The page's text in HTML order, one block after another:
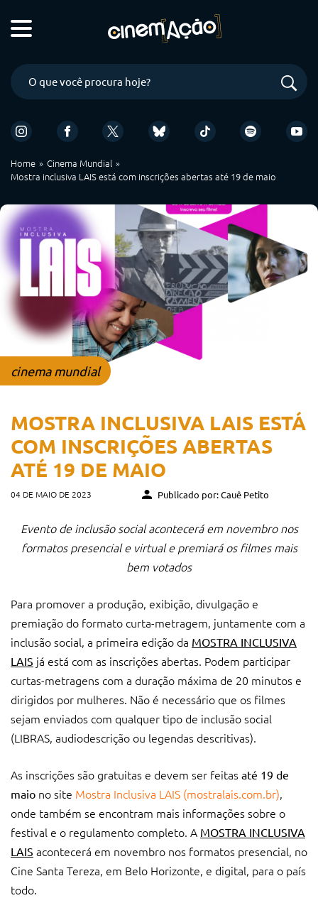
Home
Cinema Mundial
Mostra inclusiva LAIS está com inscrições abertas até 19 de maio
cinema mundial
MOSTRA INCLUSIVA LAIS ESTÁ
COM INSCRIÇÕES ABERTAS
ATÉ 19 DE MAIO
04 DE MAIO DE 2023 Publicado por: Cauê Petito
Evento de inclusão social acontecerá em novembro nos
formatos presencial e virtual e premiará os filmes mais
bem votados
Para promover a produção, exibição, divulgação e
premiação do formato curta-metragem, juntamente com a
inclusão social, a primeira edição da MOSTRA INCLUSIVA
LAIS já está com as inscrições abertas. Podem participar
curtas-metragens com a duração máxima de 20 minutos e
dirigidos por mulheres. Não é necessário que os filmes
sejam enviados com qualquer tipo de inclusão social
(LIBRAS, audiodescrição ou legendas descritivas).
As inscrições são gratuitas e devem ser feitas até 19 de
maio no site Mostra Inclusiva LAIS (mostralais.com.br),
onde também se encontram mais informações sobre o
festival e o regulamento completo. A MOSTRA INCLUSIVA
LAIS acontecerá em novembro nos formatos presencial, no
Cine Santa Tereza, em Belo Horizonte, e digital, para o país
todo.